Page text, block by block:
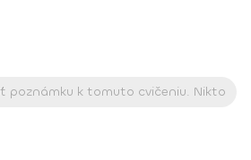
lektorky organizujem workshopy
pobytoch na Slovensku aj v